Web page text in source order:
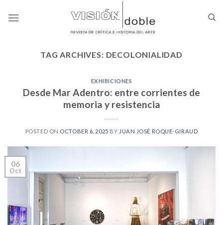
TAG ARCHIVES: DECOLONIALIDAD
EXHIBICIONES
Desde Mar Adentro: entre corrientes de
memoria y resistencia
POSTED ON OCTOBER 6, 2025 BY JUAN JOSÉ ROQUE-GIRAUD
06
Oct